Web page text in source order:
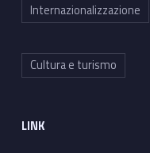
Internazionalizzazione
Cultura e turismo
LINK